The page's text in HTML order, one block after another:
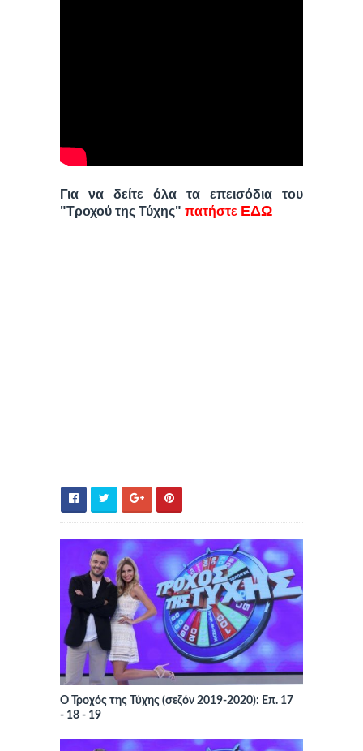
Για να δείτε όλα τα επεισόδια του
"Τροχού της Τύχης" πατήστε ΕΔΩ
Ο Τροχός της Τύχης (σεζόν 2019-2020): Επ. 17
- 18 - 19